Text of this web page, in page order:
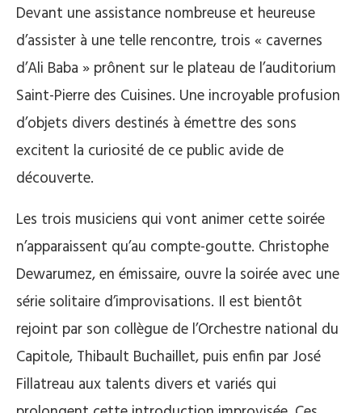
Devant une assistance nombreuse et heureuse
d’assister à une telle rencontre, trois « cavernes
d’Ali Baba » prônent sur le plateau de l’auditorium
Saint-Pierre des Cuisines. Une incroyable profusion
d’objets divers destinés à émettre des sons
excitent la curiosité de ce public avide de
découverte.
Les trois musiciens qui vont animer cette soirée
n’apparaissent qu’au compte-goutte. Christophe
Dewarumez, en émissaire, ouvre la soirée avec une
série solitaire d’improvisations. Il est bientôt
rejoint par son collègue de l’Orchestre national du
Capitole, Thibault Buchaillet, puis enfin par José
Fillatreau aux talents divers et variés qui